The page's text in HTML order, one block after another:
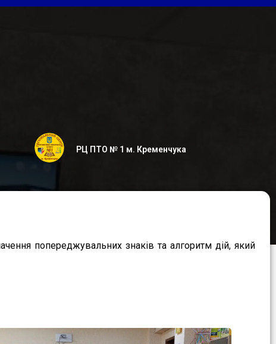
РЦ ПТО № 1 м. Кременчука
попереджувальних знаків та алгоритм дій, який